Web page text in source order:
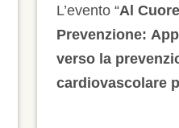
E
L’evento “Al
Prevenzione:
verso la
cardiovascolare